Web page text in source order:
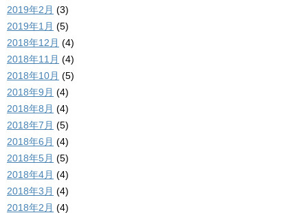
2019年2月 (3)
2019年1月 (5)
2018年12月 (4)
2018年11月 (4)
2018年10月 (5)
2018年9月 (4)
2018年8月 (4)
2018年7月 (5)
2018年6月 (4)
2018年5月 (5)
2018年4月 (4)
2018年3月 (4)
2018年2月 (4)